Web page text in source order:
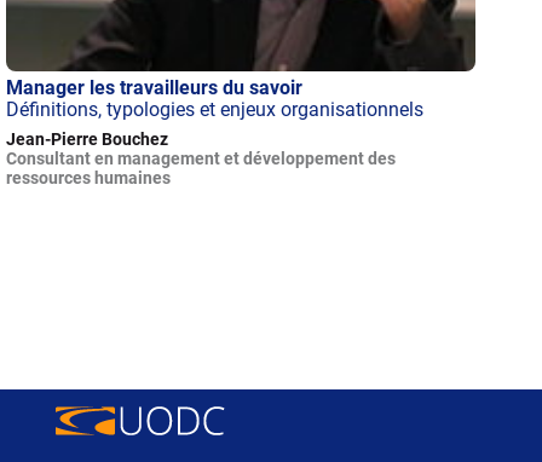
Manager les travailleurs du savoir
Définitions, typologies et enjeux organisationnels
Jean-Pierre Bouchez
Consultant en management et développement des
ressources humaines